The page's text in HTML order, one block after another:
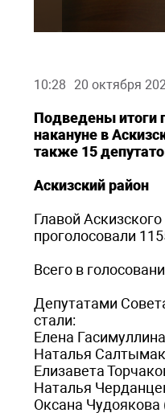
10:28 20 октября
Подведены итоги
накануне в
также 15
Аскизский район
Главой
проголосовали
Всего в
Депутатами
стали:
Елена
Наталья
Елизавета
Наталья
Оксана Чудоякова